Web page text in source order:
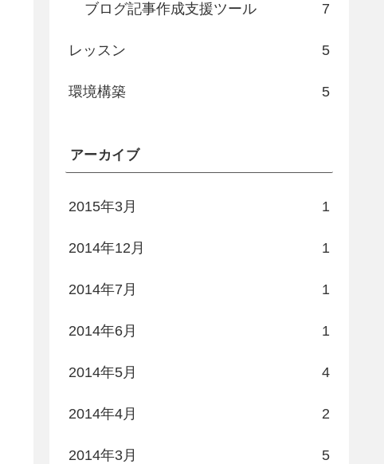
ブログ記事作成支援ツール 7
レッスン 5
環境構築 5
アーカイブ
2015年3月 1
2014年12月 1
2014年7月 1
2014年6月 1
2014年5月 4
2014年4月 2
2014年3月 5